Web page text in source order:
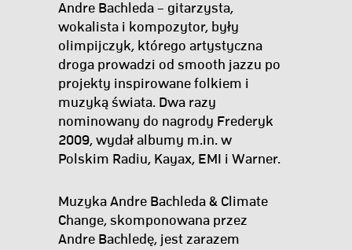
Andre Bachleda – gitarzysta,
wokalista i kompozytor, były
olimpijczyk, którego artystyczna
droga prowadzi od smooth jazzu po
projekty inspirowane folkiem i
muzyką świata. Dwa razy
nominowany do nagrody Frederyk
2009, wydał albumy m.in. w
Polskim Radiu, Kayax, EMI i Warner.
Muzyka Andre Bachleda & Climate
Change, skomponowana przez
Andre Bachledę, jest zarazem